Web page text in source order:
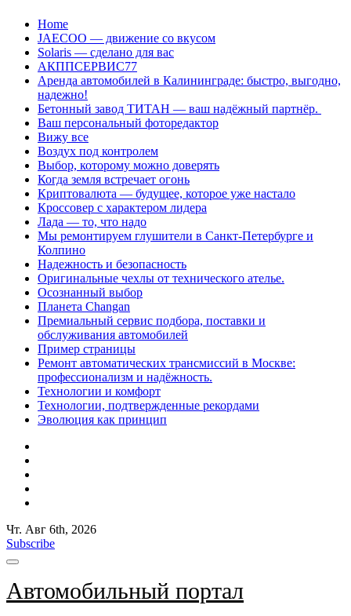
Перейти
содержанию
Home
JAECOO — движение со вкусом
Solaris — сделано для вас
АКППСЕРВИС77
Аренда автомобилей в Калининграде: быстро, выгодно,
надежно!
Бетонный завод ТИТАН — ваш надёжный партнёр.
Ваш персональный фоторедактор
Вижу все
Воздух под контролем
Выбор, которому можно доверять
Когда земля встречает огонь
Криптовалюта — будущее, которое уже настало
Кроссовер с характером лидера
Лада — то, что надо
Мы ремонтируем глушители в Санкт-Петербурге и
Колпино
Надежность и безопасность
Оригинальные чехлы от технического ателье.
Осознанный выбор
Планета Changan
Премиальный сервис подбора, поставки и
обслуживания автомобилей
Пример страницы
Ремонт автоматических трансмиссий в Москве:
профессионализм и надёжность.
Технологии и комфорт
Технологии, подтвержденные рекордами
Эволюция как принцип
Чт. Авг 6th, 2026
Subscribe
Автомобильный портал